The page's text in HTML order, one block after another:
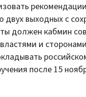
двух выходных с
должен кабмин
и
после 15